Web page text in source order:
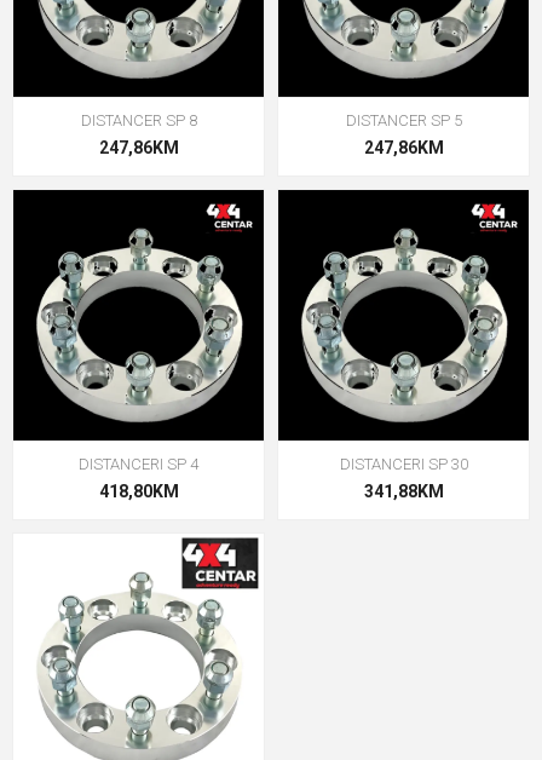
DISTANCER SP 8
247,86KM
DISTANCER SP 5
247,86KM
DISTANCERI SP 4
418,80KM
DISTANCERI SP 30
341,88KM